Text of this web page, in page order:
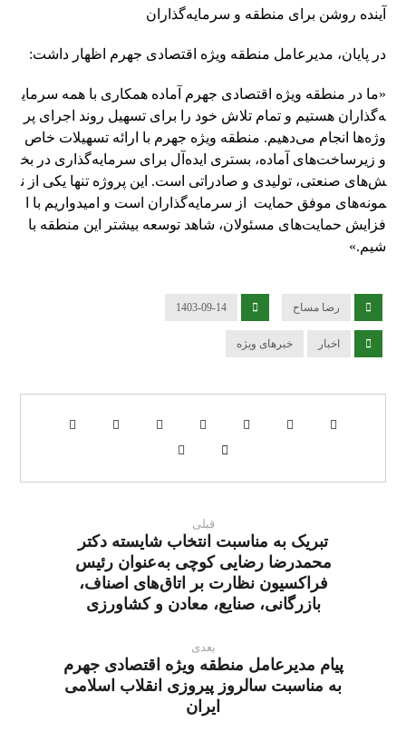
آینده روشن برای منطقه و سرمایه‌گذاران
در پایان، مدیرعامل منطقه ویژه اقتصادی جهرم اظهار داشت:
«ما در منطقه ویژه اقتصادی جهرم آماده همکاری با همه سرمای
ه‌گذاران هستیم و تمام تلاش خود را برای تسهیل روند اجرای پر
وژه‌ها انجام می‌دهیم. منطقه ویژه جهرم با ارائه تسهیلات خاص
و زیرساخت‌های آماده، بستری ایده‌آل برای سرمایه‌گذاری در بخ
ش‌های صنعتی، تولیدی و صادراتی است. این پروژه تنها یکی از ن
مونه‌های موفق حمایت از سرمایه‌گذاران است و امیدواریم با ا
فزایش حمایت‌های مسئولان، شاهد توسعه بیشتر این منطقه با
شیم.»
رضا مساح 1403-09-14
اخبار خبرهای ویژه
قبلی
تبریک به مناسبت انتخاب شایسته دکتر
محمدرضا رضایی کوچی به‌عنوان رئیس
فراکسیون نظارت بر اتاق‌های اصناف،
بازرگانی، صنایع، معادن و کشاورزی
بعدی
پیام مدیرعامل منطقه ویژه اقتصادی جهرم
به مناسبت سالروز پیروزی انقلاب اسلامی
ایران